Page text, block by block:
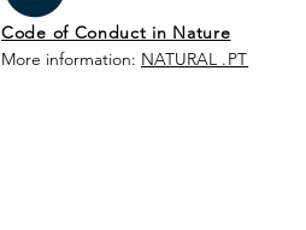
Code of Conduct in Nature
More information: NATURAL .PT